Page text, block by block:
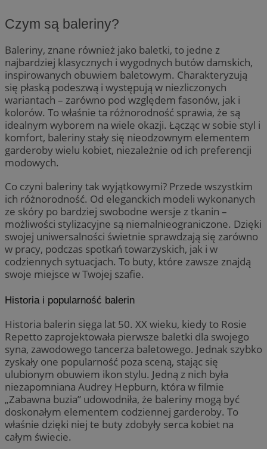
Czym są baleriny?
Baleriny, znane również jako baletki, to jedne z
najbardziej klasycznych i wygodnych butów damskich,
inspirowanych obuwiem baletowym. Charakteryzują
się płaską podeszwą i występują w niezliczonych
wariantach – zarówno pod względem fasonów, jak i
kolorów. To właśnie ta różnorodność sprawia, że są
idealnym wyborem na wiele okazji. Łącząc w sobie styl i
komfort, baleriny stały się nieodzownym elementem
garderoby wielu kobiet, niezależnie od ich preferencji
modowych.
Co czyni baleriny tak wyjątkowymi? Przede wszystkim
ich różnorodność. Od eleganckich modeli wykonanych
ze skóry po bardziej swobodne wersje z tkanin –
możliwości stylizacyjne są niemalnieograniczone. Dzięki
swojej uniwersalności świetnie sprawdzają się zarówno
w pracy, podczas spotkań towarzyskich, jak i w
codziennych sytuacjach. To buty, które zawsze znajdą
swoje miejsce w Twojej szafie.
Historia i popularność balerin
Historia balerin sięga lat 50. XX wieku, kiedy to Rosie
Repetto zaprojektowała pierwsze baletki dla swojego
syna, zawodowego tancerza baletowego. Jednak szybko
zyskały one popularność poza sceną, stając się
ulubionym obuwiem ikon stylu. Jedną z nich była
niezapomniana Audrey Hepburn, która w filmie
„Zabawna buzia” udowodniła, że baleriny mogą być
doskonałym elementem codziennej garderoby. To
właśnie dzięki niej te buty zdobyły serca kobiet na
całym świecie.